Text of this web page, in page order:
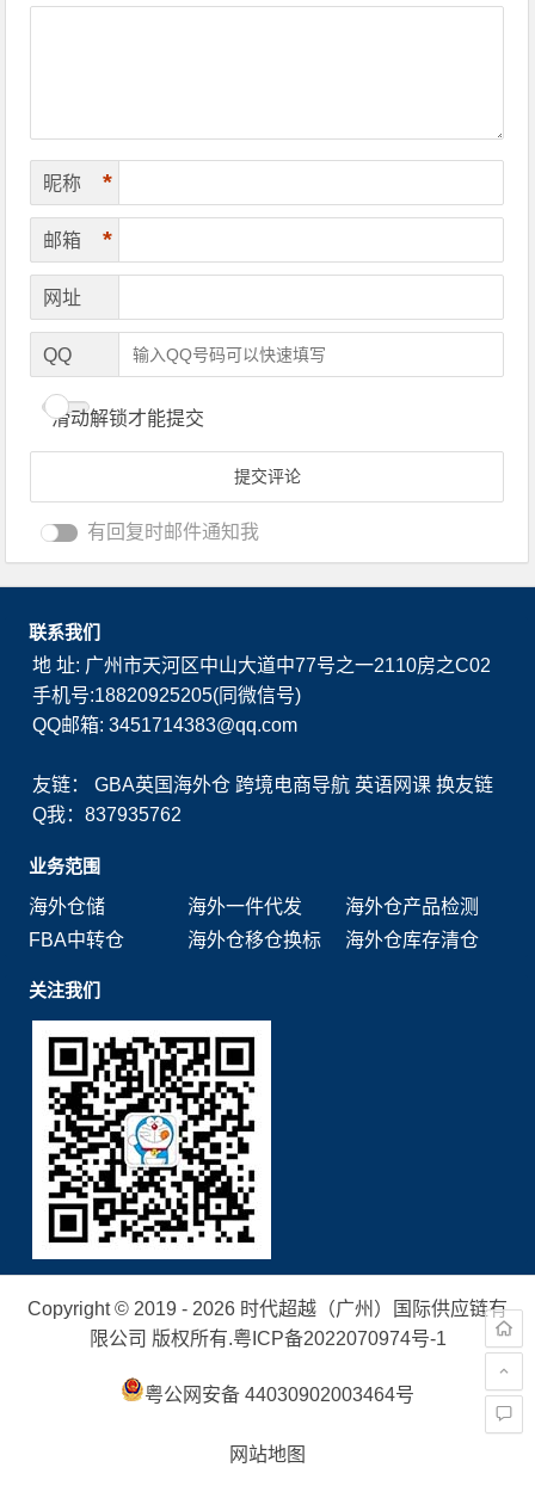
昵称 *
邮箱 *
网址
QQ
滑动解锁才能提交
有回复时邮件通知我
联系我们
地 址: 广州市天河区中山大道中77号之一2110房之C02
手机号:18820925205(同微信号)
QQ邮箱: 3451714383@qq.com
友链：GBA英国海外仓 跨境电商导航 英语网课 换友链
Q我：837935762
业务范围
海外仓储
海外一件代发
海外仓产品检测
FBA中转仓
海外仓移仓换标 海外仓库存清仓
关注我们
Copyright © 2019 - 2026 时代超越（广州）国际供应链有
限公司 版权所有.粤ICP备2022070974号-1
粤公网安备 44030902003464号
网站地图